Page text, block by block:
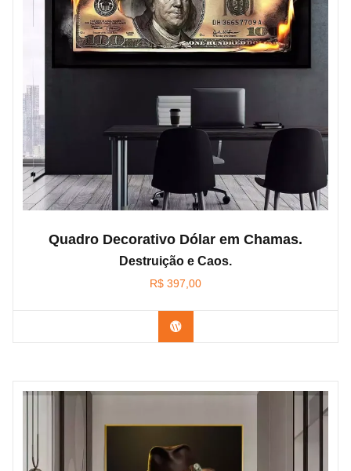
Quadro Decorativo Dólar em Chamas.
Destruição e Caos.
R$ 397,00
Confira os modelos